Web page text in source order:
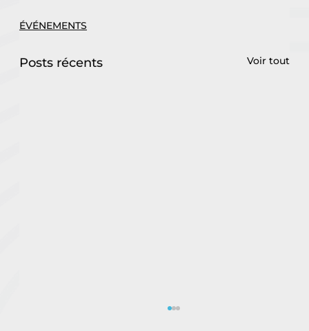
ÉVÉNEMENTS
Posts récents Voir tout